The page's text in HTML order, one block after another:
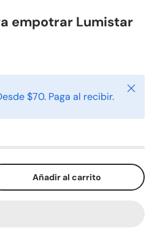
empotrar Lumistar
$70. Paga al recibir.
Cerrar
Añadir al carrito